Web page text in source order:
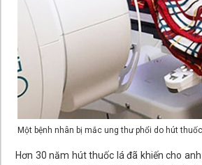
Một bệnh nhân bị mắc ung thư phổi do hút
Hơn 30 năm hút thuốc lá đã khiến cho